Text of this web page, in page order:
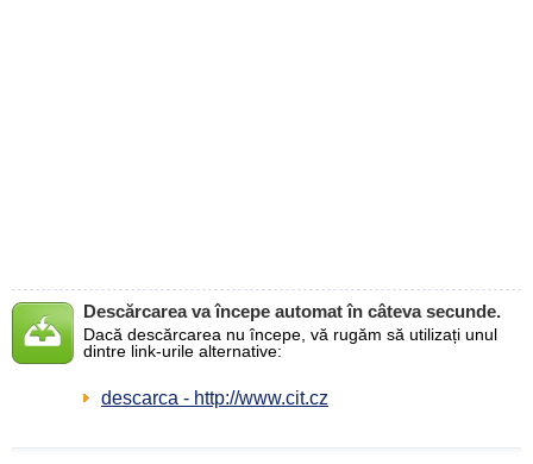
Descărcarea va începe automat în câteva secunde.
Dacă descărcarea nu începe, vă rugăm să utilizați unul
dintre link-urile alternative:
descarca - http://www.cit.cz